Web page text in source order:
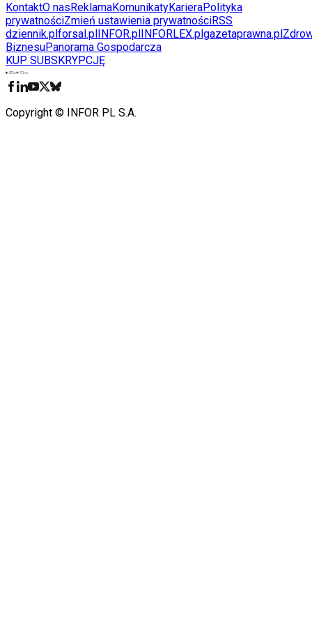
KontaktO nasReklamaKomunikatyKarieraPolityka
prywatnościZmień ustawienia prywatnościRSS
dziennik.plforsal.plINFOR.plINFORLEX.plgazetaprawna.pl
BiznesuPanorama Gospodarcza
KUP SUBSKRYPCJĘ
Copyright © INFOR PL S.A.